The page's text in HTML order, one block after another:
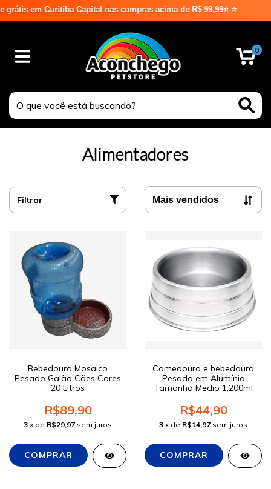
compras acima de R$ 99,99⭐ ⭐
0
Alimentadores
Filtrar
Bebedouro Mosaico
Pesado Galão Cães Cores
20 Litros
R$89,90
3 x de R$29,97 sem juros
Comedouro e bebedouro
Pesado em Alumínio
Tamanho Medio 1,200ml
R$44,90
3 x de R$14,97 sem juros